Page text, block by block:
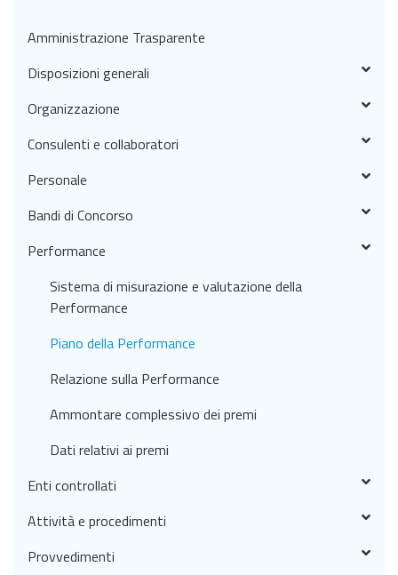
Amministrazione Trasparente
Disposizioni generali
Organizzazione
Consulenti e collaboratori
Personale
Bandi di Concorso
Performance
Sistema di misurazione e valutazione della
Performance
Piano della Performance
Relazione sulla Performance
Ammontare complessivo dei premi
Dati relativi ai premi
Enti controllati
Attività e procedimenti
Provvedimenti